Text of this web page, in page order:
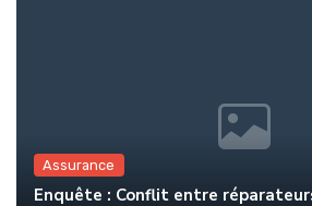
Assurance
Enquête : Conflit entre